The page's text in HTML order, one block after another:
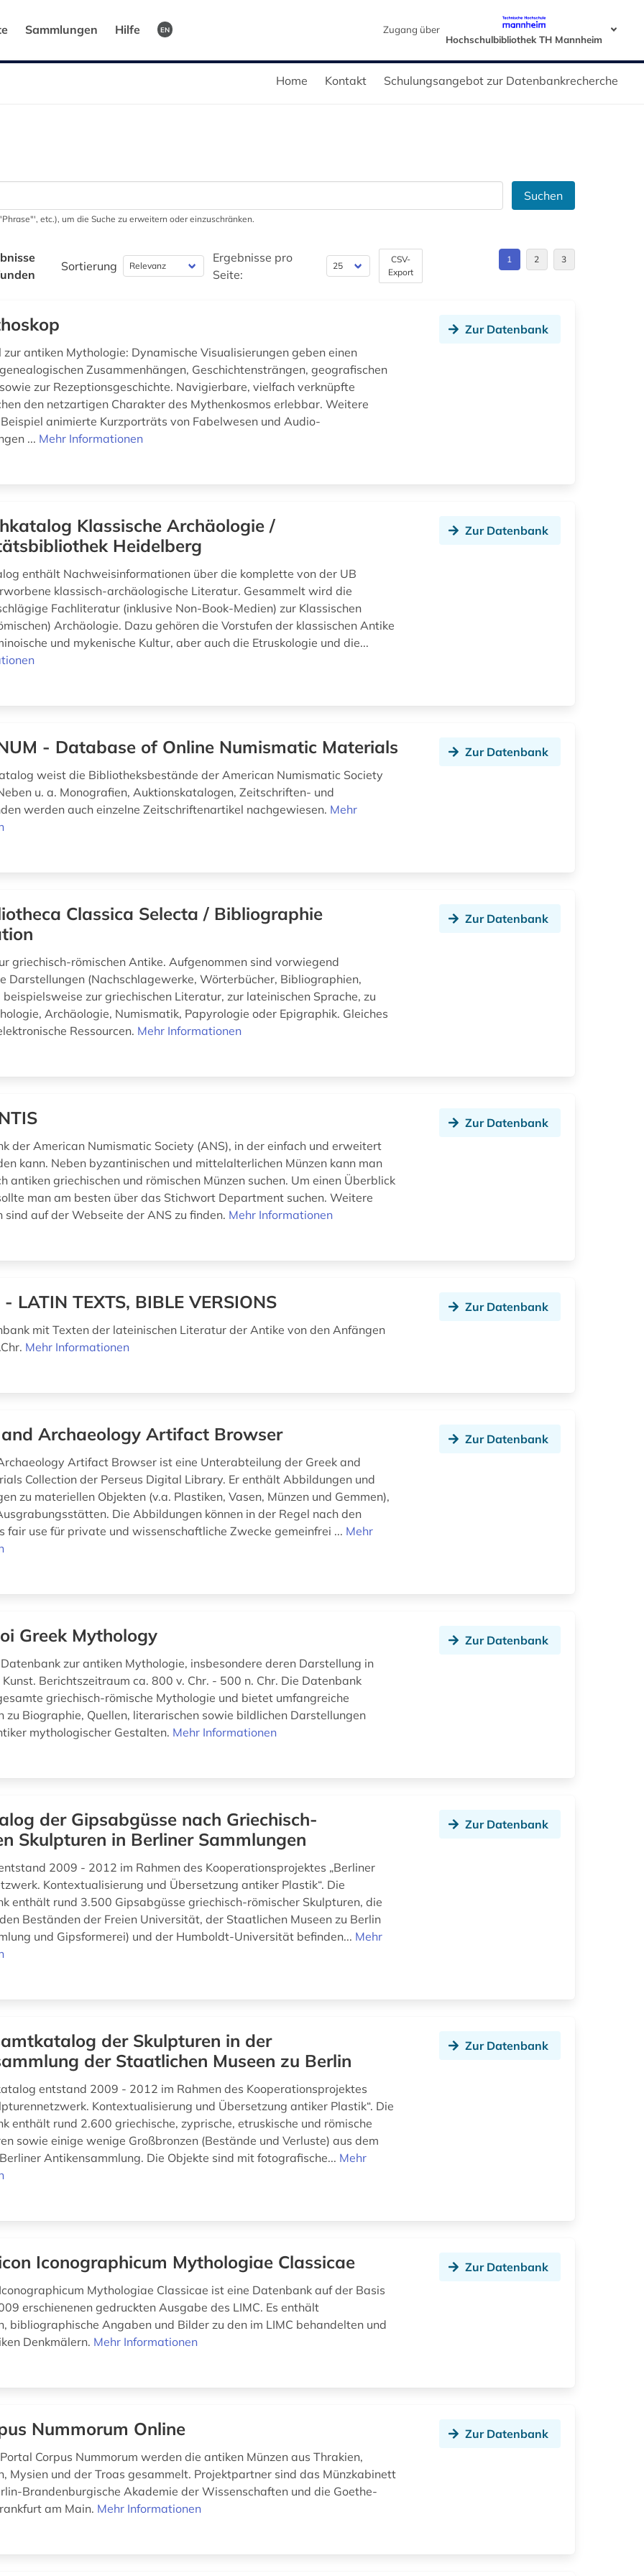
Sammlungen Hilfe EN
Zugang über
Hochschulbibliothek TH Mannheim
Home Kontakt Schulungsangebot zur Datenbankrecherche
Suchen
etc.), um die Suche zu erweitern oder einzuschränken.
Sortierung
Ergebnisse pro
Seite:
CSV-
Export
1 2 3
zur antiken Mythologie: Dynamische Visualisierungen geben einen
Zusammenhängen, Geschichtensträngen, geografischen
zur Rezeptionsgeschichte. Navigierbare, vielfach verknüpfte
den netzartigen Charakter des Mythenkosmos erlebbar. Weitere
animierte Kurzporträts von Fabelwesen und Audio-
... Mehr Informationen
Zur Datenbank
Klassische Archäologie /
Heidelberg
enthält Nachweisinformationen über die komplette von der UB
klassisch-archäologische Literatur. Gesammelt wird die
Fachliteratur (inklusive Non-Book-Medien) zur Klassischen
Archäologie. Dazu gehören die Vorstufen der klassischen Antike
und mykenische Kultur, aber auch die Etruskologie und die...
Zur Datenbank
- Database of Online Numismatic Materials
weist die Bibliotheksbestände der American Numismatic Society
u. a. Monografien, Auktionskatalogen, Zeitschriften- und
werden auch einzelne Zeitschriftenartikel nachgewiesen. Mehr
Zur Datenbank
Classica Selecta / Bibliographie
griechisch-römischen Antike. Aufgenommen sind vorwiegend
Darstellungen (Nachschlagewerke, Wörterbücher, Bibliographien,
zur griechischen Literatur, zur lateinischen Sprache, zu
Archäologie, Numismatik, Papyrologie oder Epigraphik. Gleiches
Ressourcen. Mehr Informationen
Zur Datenbank
der American Numismatic Society (ANS), in der einfach und erweitert
kann. Neben byzantinischen und mittelalterlichen Münzen kann man
antiken griechischen und römischen Münzen suchen. Um einen Überblick
man am besten über das Stichwort Department suchen. Weitere
sind auf der Webseite der ANS zu finden. Mehr Informationen
Zur Datenbank
LATIN TEXTS, BIBLE VERSIONS
mit Texten der lateinischen Literatur der Antike von den Anfängen
Mehr Informationen
Zur Datenbank
Archaeology Artifact Browser
Artifact Browser ist eine Unterabteilung der Greek and
Collection der Perseus Digital Library. Er enthält Abbildungen und
zu materiellen Objekten (v.a. Plastiken, Vasen, Münzen und Gemmen),
Die Abbildungen können in der Regel nach den
fair use für private und wissenschaftliche Zwecke gemeinfrei ... Mehr
Zur Datenbank
Greek Mythology
zur antiken Mythologie, insbesondere deren Darstellung in
Berichtszeitraum ca. 800 v. Chr. - 500 n. Chr. Die Datenbank
griechisch-römische Mythologie und bietet umfangreiche
zu Biographie, Quellen, literarischen sowie bildlichen Darstellungen
mythologischer Gestalten. Mehr Informationen
Zur Datenbank
der Gipsabgüsse nach Griechisch-
Skulpturen in Berliner Sammlungen
2009 - 2012 im Rahmen des Kooperationsprojektes „Berliner
Kontextualisierung und Übersetzung antiker Plastik“. Die
enthält rund 3.500 Gipsabgüsse griechisch-römischer Skulpturen, die
Beständen der Freien Universität, der Staatlichen Museen zu Berlin
und Gipsformerei) und der Humboldt-Universität befinden... Mehr
Zur Datenbank
der Skulpturen in der
der Staatlichen Museen zu Berlin
entstand 2009 - 2012 im Rahmen des Kooperationsprojektes
Kontextualisierung und Übersetzung antiker Plastik“. Die
enthält rund 2.600 griechische, zyprische, etruskische und römische
sowie einige wenige Großbronzen (Bestände und Verluste) aus dem
Antikensammlung. Die Objekte sind mit fotografische... Mehr
Zur Datenbank
Iconographicum Mythologiae Classicae
Mythologiae Classicae ist eine Datenbank auf der Basis
erschienenen gedruckten Ausgabe des LIMC. Es enthält
bibliographische Angaben und Bilder zu den im LIMC behandelten und
Denkmälern. Mehr Informationen
Zur Datenbank
Nummorum Online
Corpus Nummorum werden die antiken Münzen aus Thrakien,
Mysien und der Troas gesammelt. Projektpartner sind das Münzkabinett
Brandenburgische Akademie der Wissenschaften und die Goethe-
am Main. Mehr Informationen
Zur Datenbank